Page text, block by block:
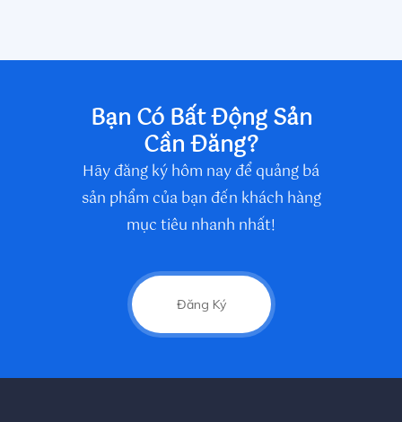
Bạn Có Bất Động Sản
Cần Đăng?
Hãy đăng ký hôm nay để quảng bá
sản phẩm của bạn đến khách hàng
mục tiêu nhanh nhất!
Đăng Ký